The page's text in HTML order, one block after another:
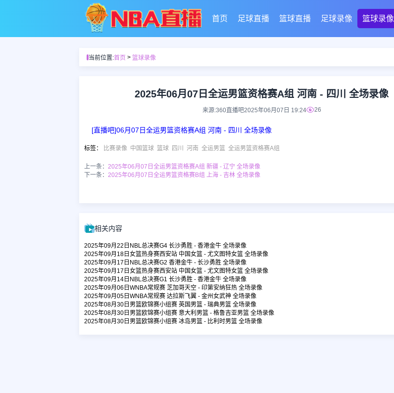
首页 足球直播 篮球直播 足球录像 篮球录像
当前位置:首页 > 篮球录像
2025年06月07日全运男篮资格赛A组 河南 - 四川 全场录像
来源:360直播吧2025年06月07日 19:24 26
[直播吧]06月07日全运男篮资格赛A组 河南 - 四川 全场录像
标签： 比赛录像 中国篮球 篮球 四川 河南 全运男篮 全运男篮资格赛A组
上一条： 2025年06月07日全运男篮资格赛A组 新疆 - 辽宁 全场录像
下一条： 2025年06月07日全运男篮资格赛B组 上海 - 吉林 全场录像
相关内容
2025年09月22日NBL总决赛G4 长沙勇胜 - 香港金牛 全场录像
2025年09月18日女篮热身赛西安站 中国女篮 - 尤文图特女篮 全场录像
2025年09月17日NBL总决赛G2 香港金牛 - 长沙勇胜 全场录像
2025年09月17日女篮热身赛西安站 中国女篮 - 尤文图特女篮 全场录像
2025年09月14日NBL总决赛G1 长沙勇胜 - 香港金牛 全场录像
2025年09月06日WNBA常规赛 芝加哥天空 - 印第安纳狂热 全场录像
2025年09月05日WNBA常规赛 达拉斯飞翼 - 金州女武神 全场录像
2025年08月30日男篮欧锦赛小组赛 英国男篮 - 瑞典男篮 全场录像
2025年08月30日男篮欧锦赛小组赛 意大利男篮 - 格鲁吉亚男篮 全场录像
2025年08月30日男篮欧锦赛小组赛 冰岛男篮 - 比利时男篮 全场录像